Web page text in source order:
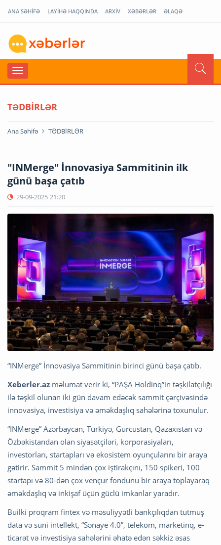
ANA SƏHİFƏ LAYİHƏ HAQQINDA ARXİV XƏBƏRLƏR ƏLAQƏ
TƏDBİRLƏR
Ana Səhifə TƏDBİRLƏR
"INMerge" İnnovasiya Sammitinin ilk
günü başa çatıb
29-09-2025 21:20
“INMerge” İnnovasiya Sammitinin birinci günü başa çatıb.
Xeberler.az məlumat verir ki, “PAŞA Holdinq”in təşkilatçılığı
ilə təşkil olunan iki gün davam edəcək sammit çərçivəsində
innovasiya, investisiya və əməkdaşlıq sahələrinə toxunulur.
“INMerge” Azərbaycan, Türkiyə, Gürcüstan, Qazaxıstan və
Özbəkistandan olan siyasətçiləri, korporasiyaları,
investorları, startapları və ekosistem oyunçularını bir araya
gətirir. Sammit 5 mindən çox iştirakçını, 150 spikeri, 100
startapı və 80-dən çox vençur fondunu bir araya toplayaraq
əməkdaşlıq və inkişaf üçün güclü imkanlar yaradır.
Builki proqram fintex və məsuliyyətli bankçılıqdan tutmuş
data və süni intellekt, “Sənaye 4.0”, telekom, marketinq, e-
ticarət və investisiya sahələrini əhatə edən səkkiz əsas